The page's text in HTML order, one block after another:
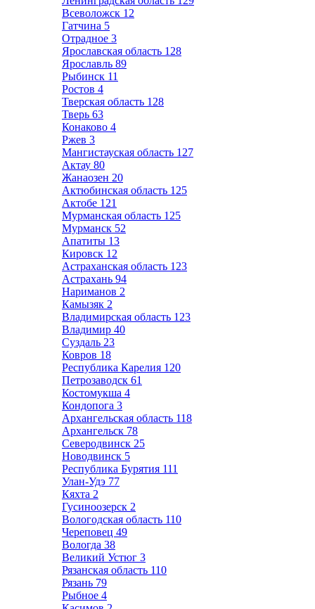
Всеволожск 12
Гатчина 5
Отрадное 3
Ярославская область 128
Ярославль 89
Рыбинск 11
Ростов 4
Тверская область 128
Тверь 63
Конаково 4
Ржев 3
Мангистауская область 127
Актау 80
Жанаозен 20
Актюбинская область 125
Актобе 121
Мурманская область 125
Мурманск 52
Апатиты 13
Кировск 12
Астраханская область 123
Астрахань 94
Нариманов 2
Камызяк 2
Владимирская область 123
Владимир 40
Суздаль 23
Ковров 18
Республика Карелия 120
Петрозаводск 61
Костомукша 4
Кондопога 3
Архангельская область 118
Архангельск 78
Северодвинск 25
Новодвинск 5
Республика Бурятия 111
Улан-Удэ 77
Кяхта 2
Гусиноозерск 2
Вологодская область 110
Череповец 49
Вологда 38
Великий Устюг 3
Рязанская область 110
Рязань 79
Рыбное 4